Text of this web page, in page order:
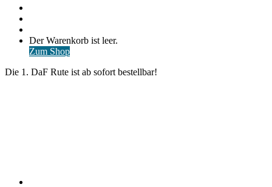
Warenkorb
ansehen
Der Warenkorb ist leer.
Zum Shop
Die 1. DaF Rute ist ab sofort bestellbar!